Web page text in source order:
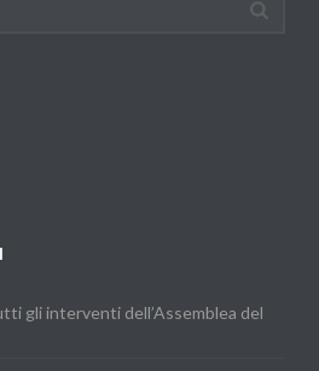
gli interventi dell’Assemblea del